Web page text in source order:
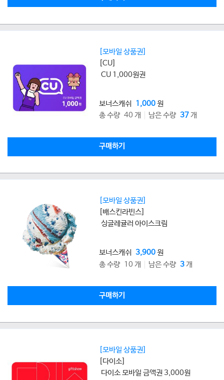
[모바일 상품권]
[CU]
CU 1,000원권
보너스캐쉬 1,000원
총 수량 40 개
남은 수량 37개
구매하기
[모바일 상품권]
[배스킨라빈스]
싱글레귤러 아이스크림
보너스캐쉬 3,900원
총 수량 10 개
남은 수량 3개
구매하기
[모바일 상품권]
[다이소]
다이소 모바일 금액권 3,000원